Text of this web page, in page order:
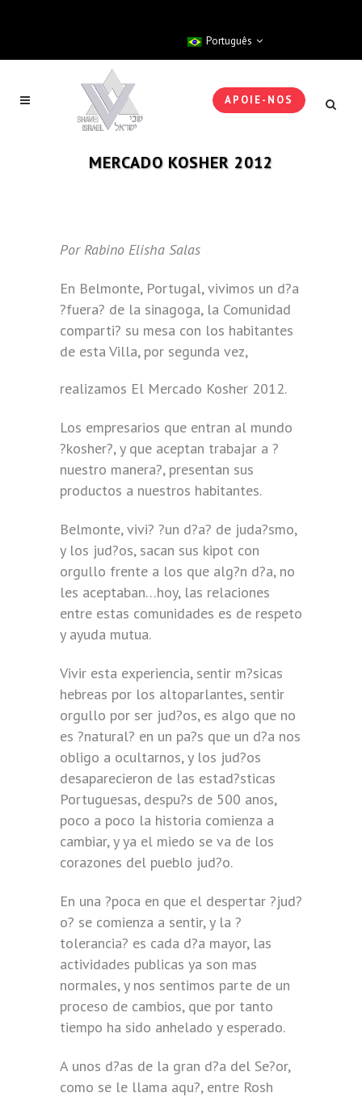
Português
APOIE-NOS
MERCADO KOSHER 2012
Por Rabino Elisha Salas
En Belmonte, Portugal, vivimos un d?a
?fuera? de la sinagoga, la Comunidad
comparti? su mesa con los habitantes
de esta Villa, por segunda vez,
realizamos El Mercado Kosher 2012.
Los empresarios que entran al mundo
?kosher?, y que aceptan trabajar a ?
nuestro manera?, presentan sus
productos a nuestros habitantes.
Belmonte, vivi? ?un d?a? de juda?smo,
y los jud?os, sacan sus kipot con
orgullo frente a los que alg?n d?a, no
les aceptaban…hoy, las relaciones
entre estas comunidades es de respeto
y ayuda mutua.
Vivir esta experiencia, sentir m?sicas
hebreas por los altoparlantes, sentir
orgullo por ser jud?os, es algo que no
es ?natural? en un pa?s que un d?a nos
obligo a ocultarnos, y los jud?os
desaparecieron de las estad?sticas
Portuguesas, despu?s de 500 anos,
poco a poco la historia comienza a
cambiar, y ya el miedo se va de los
corazones del pueblo jud?o.
En una ?poca en que el despertar ?jud?
o? se comienza a sentir, y la ?
tolerancia? es cada d?a mayor, las
actividades publicas ya son mas
normales, y nos sentimos parte de un
proceso de cambios, que por tanto
tiempo ha sido anhelado y esperado.
A unos d?as de la gran d?a del Se?or,
como se le llama aqu?, entre Rosh